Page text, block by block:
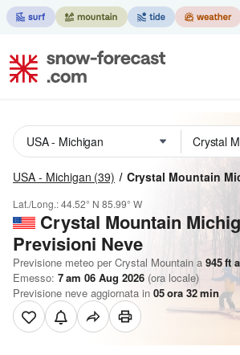
USA - Michigan (39) Crystal Mountain
Lat./Long.:44.52° N 85.99° W
Crystal Mountain
Previsioni Neve
Previsione meteo per Crystal Mountain a 945ft
Emesso: 7 am 06 Aug 2026 (ora locale)
Previsione neve aggiornata in 05ora 32min